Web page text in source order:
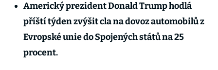
Americký prezident Donald Trump hodlá
příští týden zvýšit cla na dovoz automobilů z
Evropské unie do Spojených států na 25
procent.